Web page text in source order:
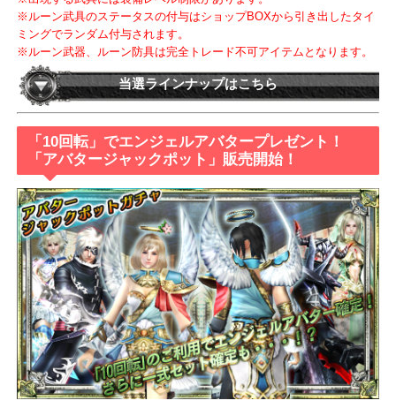
10回転 100魔石
【注意事項】
※出現する武具には装備レベル制限があります。
※ルーン武具のステータスの付与はショップBOXから引き出したタ
ミングでランダム付与されます。
※ルーン武器、ルーン防具は完全トレード不可アイテムとなります
当選ラインナップはこちら
「10回転」でエンジェルアバタープレゼント！
「アバタージャックポット」販売開始！​